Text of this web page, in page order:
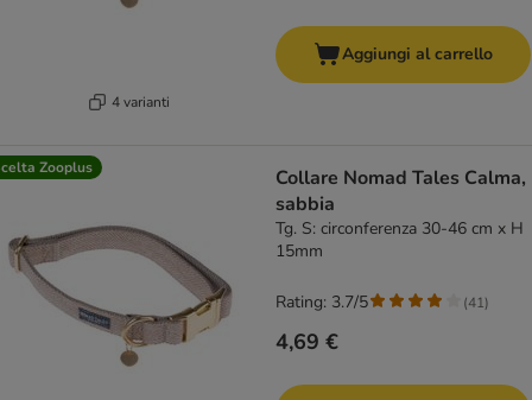
4 varianti
Aggiungi al carrello
Zooplus
Collare Nomad Tales Calma,
sabbia
Tg. S: circonferenza 30-46 cm x H
15mm
4,69 €
Rating: 3.7/5 (41)